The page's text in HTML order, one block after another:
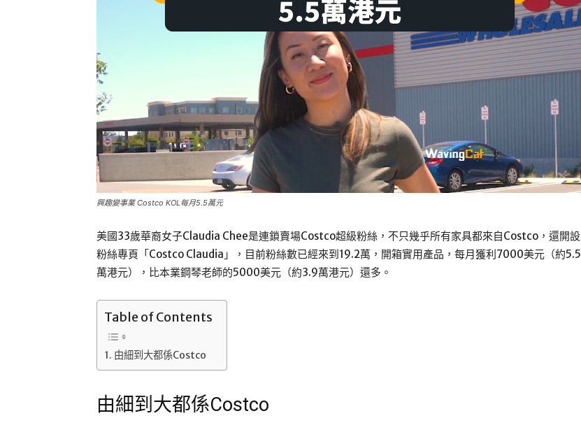
興趣變事業 Costco KOL每月5.5萬元
美國33歲華裔女子Claudia Chee是連鎖賣場Costco超級粉絲，不只幾乎所有家具都來自Costco，還開設
粉絲專頁「Costco Claudia」，目前粉絲數已經來到19.2萬，開箱實用產品，每月獲利7000美元（約5.5
萬港元），比本業鋼琴老師的5000美元（約3.9萬港元）還多。
Table of Contents
由細到大都係Costco
由細到大都係Costco